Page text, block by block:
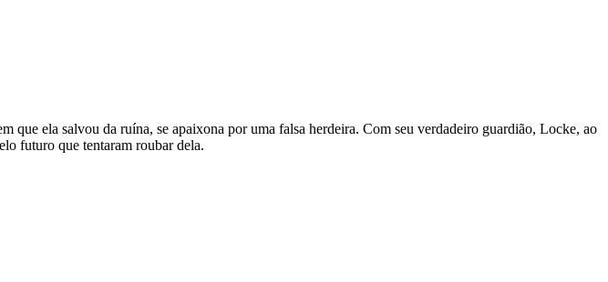
ela salvou da ruína, se apaixona por uma falsa herdeira. Com seu verdadeiro guardião, Locke, ao
futuro que tentaram roubar dela.